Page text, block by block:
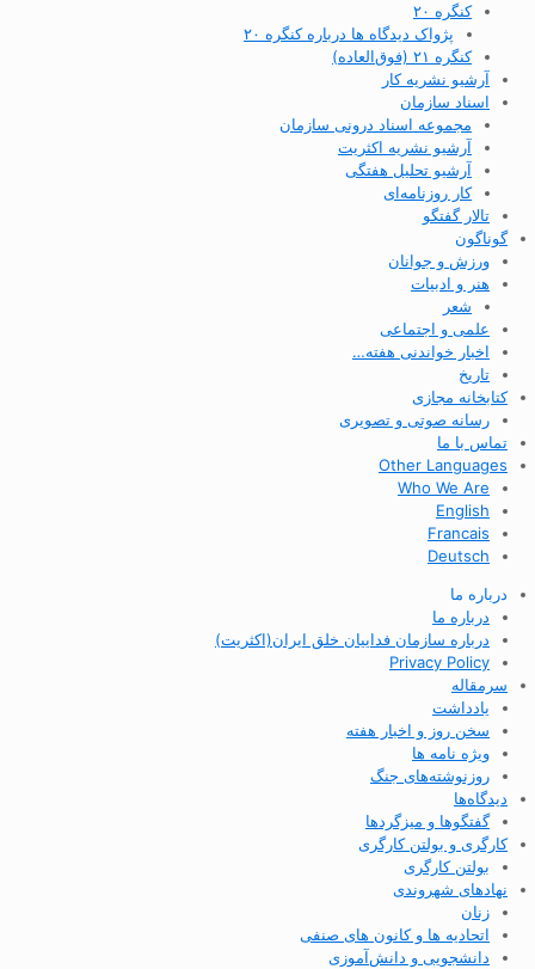
کنگره ۲۰
پژواک دیدگاه ها درباره کنگره ۲۰
کنگره ۲۱ (فوق‌العاده)
آرشیو نشریه کار
اسناد سازمان
مجموعه اسناد درونی سازمان
آرشیو نشریه اکثریت
آرشیو تحلیل هفتگی
کار روزنامه‌ای
تالار گفتگو
گوناگون
ورزش و جوانان
هنر و ادبیات
شعر
علمی و اجتماعی
اخبار خواندنی هفته…
تاریخ
کتابخانه مجازی
رسانه صوتی و تصویری
تماس با ما
Other Languages
Who We Are
English
Francais
Deutsch
درباره ما
درباره ما
درباره سازمان فداییان خلق ایران(اکثریت)
Privacy Policy
سرمقاله
یادداشت
سخن روز و اخبار هفته
ویژه نامه ها
روزنوشته‌های جنگ
دیدگاه‌ها
گفتگوها و میزگردها
کارگری و بولتن کارگری
بولتن کارگری
نهادهای شهروندی
زنان
اتحادیه ها و کانون های صنفی
دانشجویی و دانش‌آموزی